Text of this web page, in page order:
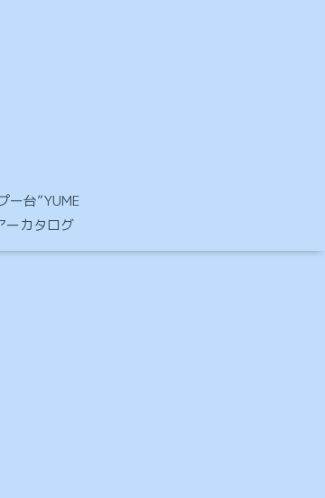
ー台”YUME
カタログ